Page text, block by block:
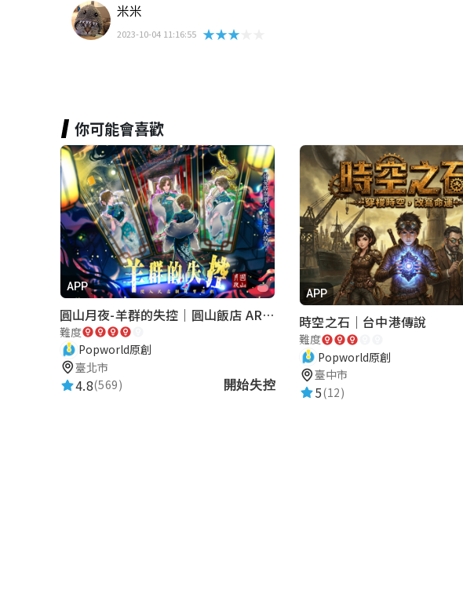
米米
2023-10-04 11:16:55 ★★★★★
你可能會喜歡
APP
圓山月夜-羊群的失控｜圓山飯店 ARG實境解謎遊戲
難度
Popworld原創
臺北市
4.8(569) 開始失控
APP
時空之石｜台中港傳說
難度
Popworld原創
臺中市
5(12)